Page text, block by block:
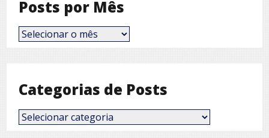
Posts por Mês
Posts
por
Categorias de Posts
Categorias
de